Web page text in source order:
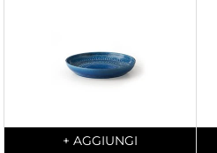
Quantity
+ AGGIUNGI